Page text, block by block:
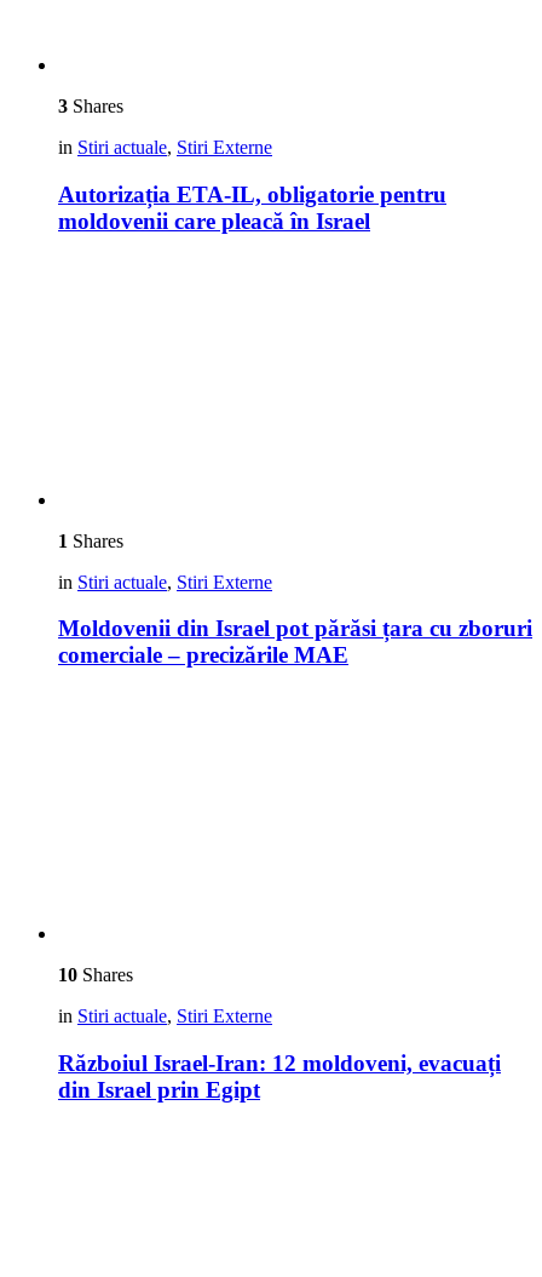
3 Shares
in Stiri actuale, Stiri Externe
Autorizația ETA-IL, obligatorie pentru
moldovenii care pleacă în Israel
1 Shares
in Stiri actuale, Stiri Externe
Moldovenii din Israel pot părăsi țara cu zboruri
comerciale – precizările MAE
10 Shares
in Stiri actuale, Stiri Externe
Războiul Israel-Iran: 12 moldoveni, evacuați
din Israel prin Egipt